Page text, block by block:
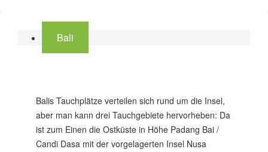
Bali
Balis Tauchplätze verteilen sich rund um die Insel,
aber man kann drei Tauchgebiete hervorheben: Da
ist zum Einen die Ostküste in Höhe Padang Bai /
Candi Dasa mit der vorgelagerten Insel Nusa